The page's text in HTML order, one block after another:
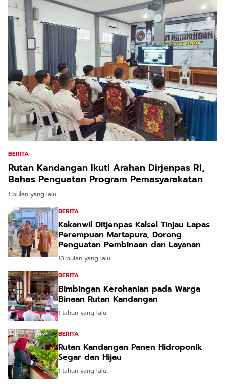
BERITA
Rutan Kandangan Ikuti Arahan Dirjenpas RI,
Bahas Penguatan Program Pemasyarakatan
1 bulan yang lalu
BERITA
Kakanwil Ditjenpas Kalsel Tinjau Lapas
Perempuan Martapura, Dorong
Penguatan Pembinaan dan Layanan
10 bulan yang lalu
BERITA
Bimbingan Kerohanian pada Warga
Binaan Rutan Kandangan
1 tahun yang lalu
BERITA
Rutan Kandangan Panen Hidroponik
Segar dan Hijau
1 tahun yang lalu